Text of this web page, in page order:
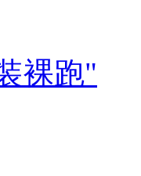
裸跑"